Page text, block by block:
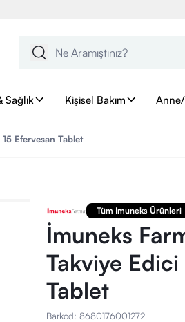
Sağlık Kişisel Bakım
Efervesan Tablet
Tüm Imuneks Ürünleri
İmuneks
Takviye Edici
Tablet
Barkod: 8680176001272